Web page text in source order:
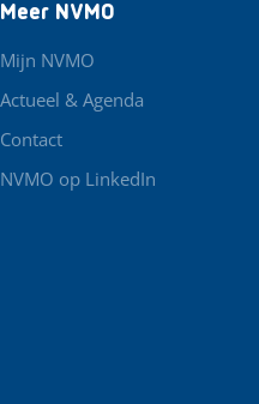
Meer NVMO
Mijn NVMO
Actueel & Agenda
Contact
NVMO op LinkedIn